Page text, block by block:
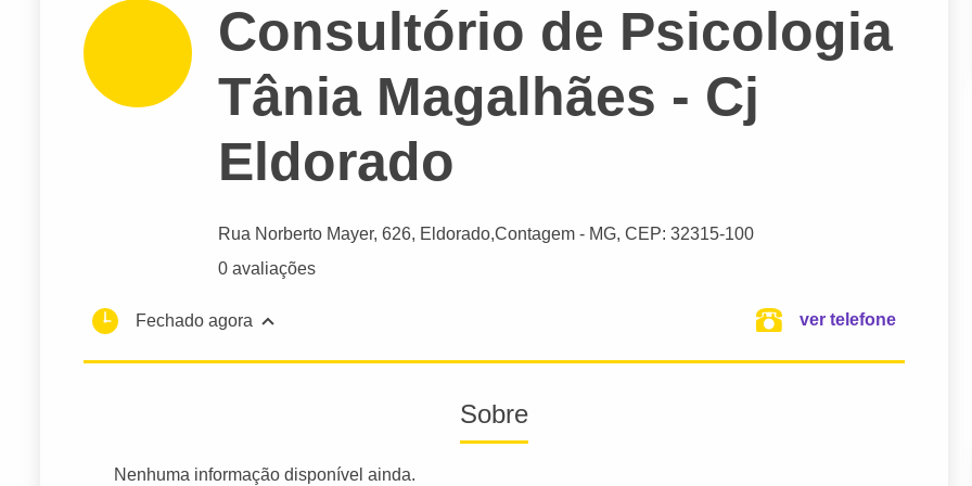
Consultório de Psicologia
Tânia Magalhães - Cj
Eldorado
Rua Norberto Mayer, 626, Eldorado,Contagem - MG, CEP: 32315-100
0 avaliações
Fechado agora ver telefone
Sobre
Nenhuma informação disponível ainda.